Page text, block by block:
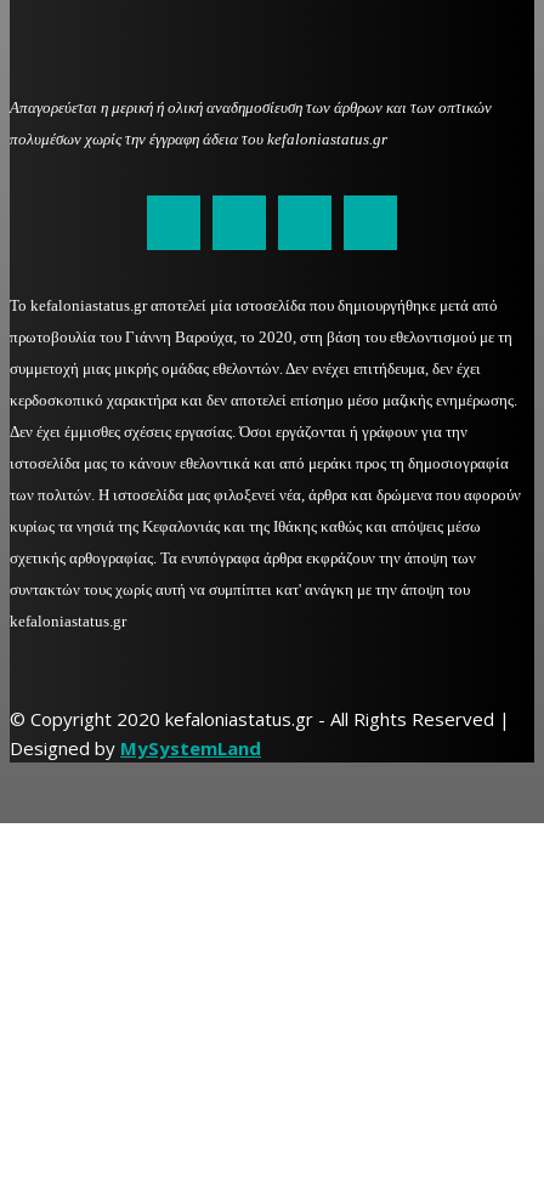
Απαγορεύεται η μερική ή ολική αναδημοσίευση των άρθρων και των οπτικών
πολυμέσων χωρίς την έγγραφη άδεια του kefaloniastatus.gr
Το kefaloniastatus.gr αποτελεί μία ιστοσελίδα που δημιουργήθηκε μετά από
πρωτοβουλία του Γιάννη Βαρούχα, το 2020, στη βάση του εθελοντισμού με τη
συμμετοχή μιας μικρής ομάδας εθελοντών. Δεν ενέχει επιτήδευμα, δεν έχει
κερδοσκοπικό χαρακτήρα και δεν αποτελεί επίσημο μέσο μαζικής ενημέρωσης.
Δεν έχει έμμισθες σχέσεις εργασίας. Όσοι εργάζονται ή γράφουν για την
ιστοσελίδα μας το κάνουν εθελοντικά και από μεράκι προς τη δημοσιογραφία
των πολιτών. Η ιστοσελίδα μας φιλοξενεί νέα, άρθρα και δρώμενα που αφορούν
κυρίως τα νησιά της Κεφαλονιάς και της Ιθάκης καθώς και απόψεις μέσω
σχετικής αρθογραφίας. Τα ενυπόγραφα άρθρα εκφράζουν την άποψη των
συντακτών τους χωρίς αυτή να συμπίπτει κατ' ανάγκη με την άποψη του
kefaloniastatus.gr
© Copyright 2020 kefaloniastatus.gr - All Rights Reserved |
Designed by MySystemLand